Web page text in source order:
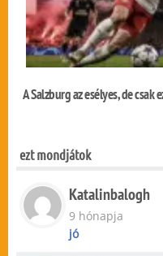
A Salzburg az esélyes, de csak
ezt mondjátok
Katalinbalogh
9 hónapja
jó